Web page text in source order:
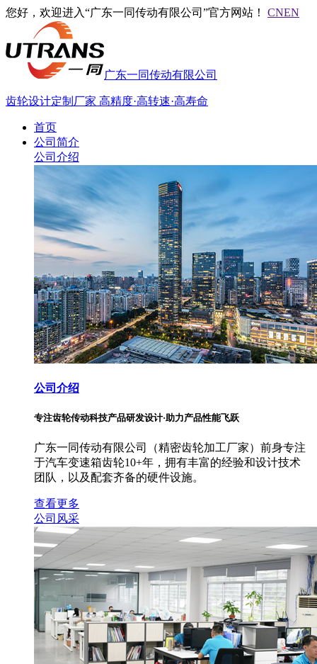
您好，欢迎进入“广东一同传动有限公司”官方网站！ CNEN
广东一同传动有限公司
齿轮设计定制厂家 高精度·高转速·高寿命
首页
公司简介
公司介绍
公司介绍
专注齿轮传动科技产品研发设计·助力产品性能飞跃
广东一同传动有限公司（精密齿轮加工厂家）前身专注
于汽车变速箱齿轮10+年，拥有丰富的经验和设计技术
团队，以及配套齐备的硬件设施。
查看更多
公司风采